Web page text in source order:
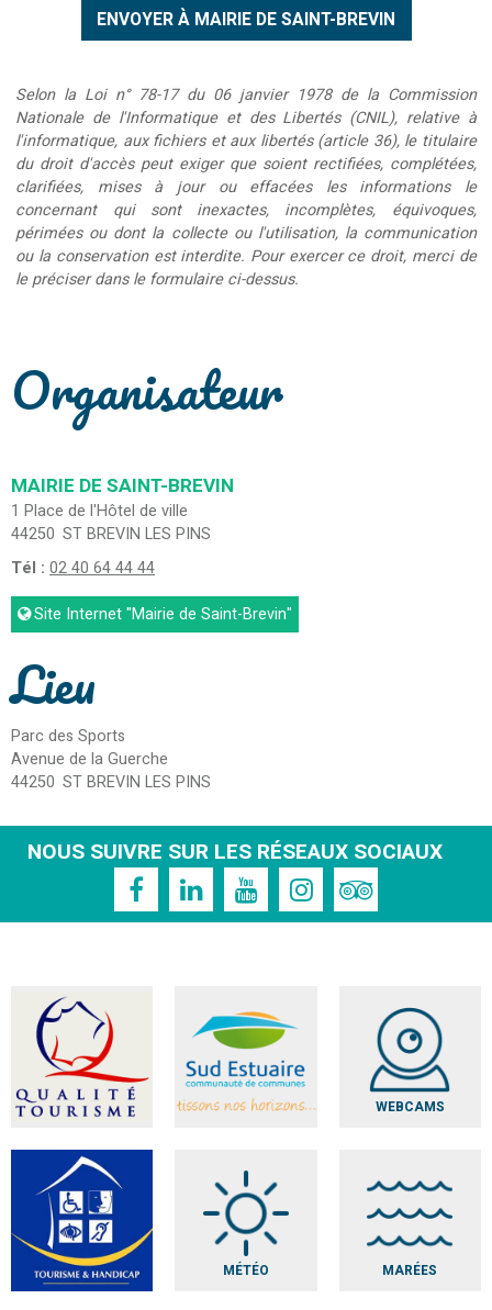
Selon la Loi n° 78-17 du 06 janvier 1978 de la Commission
Nationale de l'Informatique et des Libertés (CNIL), relative à
l'informatique, aux fichiers et aux libertés (article 36), le titulaire
du droit d'accès peut exiger que soient rectifiées, complétées,
clarifiées, mises à jour ou effacées les informations le
concernant qui sont inexactes, incomplètes, équivoques,
périmées ou dont la collecte ou l'utilisation, la communication
ou la conservation est interdite. Pour exercer ce droit, merci de
le préciser dans le formulaire ci-dessus.
Organisateur
MAIRIE DE SAINT-BREVIN
1 Place de l'Hôtel de ville
44250 ST BREVIN LES PINS
Tél : 02 40 64 44 44
Site Internet"Mairie de Saint-Brevin"
Lieu
Parc des Sports
Avenue de la Guerche
44250 ST BREVIN LES PINS
NOUS SUIVRE SUR LES RÉSEAUX SOCIAUX
WEBCAMS
MÉTÉO MARÉES